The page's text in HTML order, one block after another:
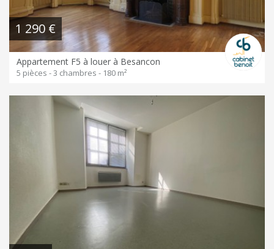
1 290 €
Appartement F5 à louer à Besancon
5 pièces - 3 chambres - 180 m²